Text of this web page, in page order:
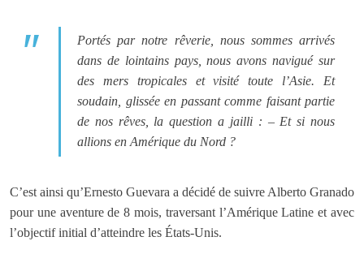
Portés par notre rêverie, nous sommes arrivés
dans de lointains pays, nous avons navigué sur
des mers tropicales et visité toute l’Asie. Et
soudain, glissée en passant comme faisant partie
de nos rêves, la question a jailli : – Et si nous
allions en Amérique du Nord ?
C’est ainsi qu’Ernesto Guevara a décidé de suivre Alberto Granado
pour une aventure de 8 mois, traversant l’Amérique Latine et avec
l’objectif initial d’atteindre les États-Unis.